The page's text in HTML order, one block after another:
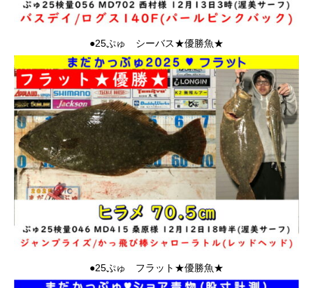
●25ぷゅ シーバス★優勝魚★
●25ぷゅ フラット★優勝魚★